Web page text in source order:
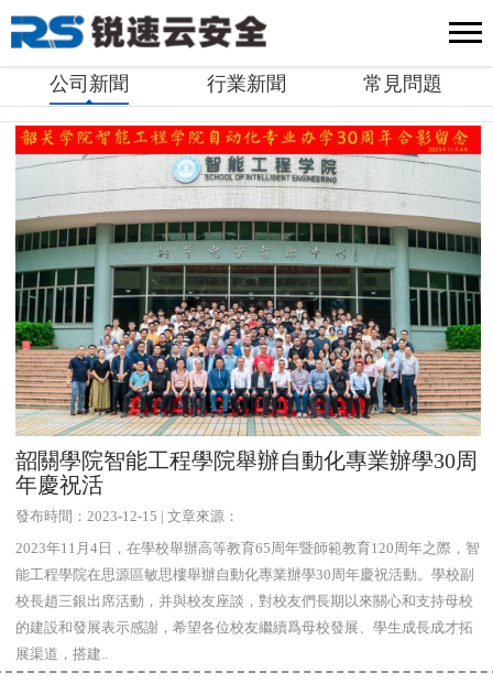
公司新聞 行業新聞 常見問題
韶關學院智能工程學院舉辦自動化專業辦學30周
年慶祝活
發布時間：2023-12-15 | 文章來源：
2023年11月4日，在學校舉辦高等教育65周年暨師範教育120周年之際，智
能工程學院在思源區敏思樓舉辦自動化專業辦學30周年慶祝活動。學校副
校長趙三銀出席活動，并與校友座談，對校友們長期以來關心和支持母校
的建設和發展表示感謝，希望各位校友繼續爲母校發展、學生成長成才拓
展渠道，搭建..